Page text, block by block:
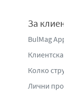
За
BulMag
Колко
Лични